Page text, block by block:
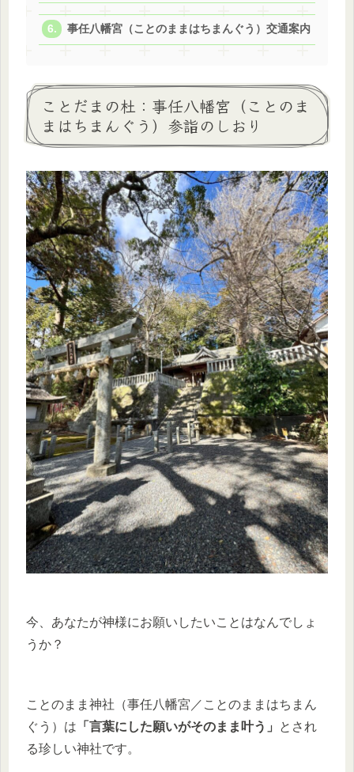
事任八幡宮（ことのままはちまんぐう）交通案内
ことだまの杜：事任八幡宮（ことのま
まはちまんぐう）参詣のしおり
今、あなたが神様にお願いしたいことはなんでしょ
うか？
ことのまま神社（事任八幡宮／ことのままはちまん
ぐう）は 「言葉にした願いがそのまま叶う」
とされ
る珍しい神社です。